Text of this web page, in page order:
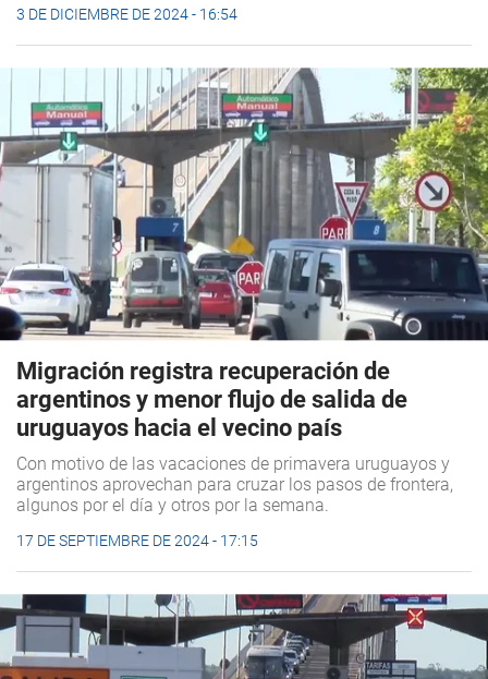
3 DE DICIEMBRE DE 2024 - 16:54
Migración registra recuperación de
argentinos y menor flujo de salida de
uruguayos hacia el vecino país
Con motivo de las vacaciones de primavera uruguayos y
argentinos aprovechan para cruzar los pasos de frontera,
algunos por el día y otros por la semana.
17 DE SEPTIEMBRE DE 2024 - 17:15